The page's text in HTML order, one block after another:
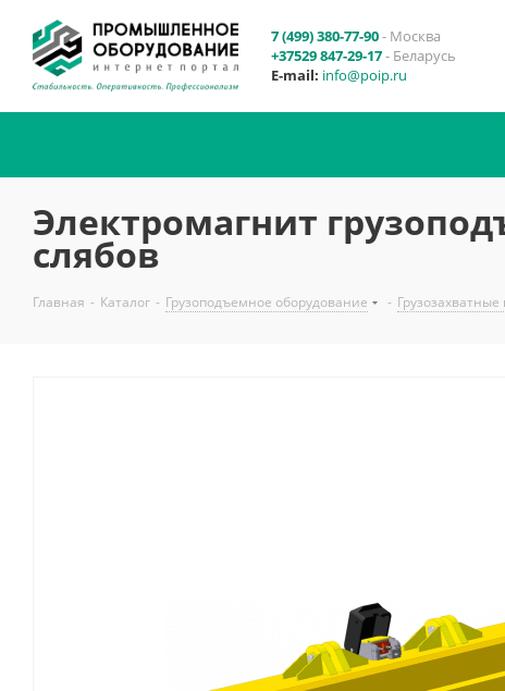
7 (499) 380-77-90- Москва
+37529 847-29-17- Беларусь
E-mail: info@poip.ru
Электромагнит
слябов
Главная - Каталог - Грузоподъемное оборудование -